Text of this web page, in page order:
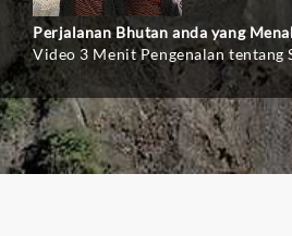
Perjalanan Bhutan anda yang
Video 3 Menit Pengenalan